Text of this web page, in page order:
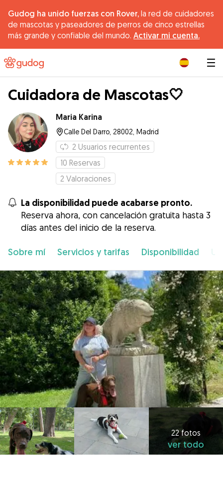
Gudog ha unido fuerzas con Rover, la red de cuidadores
de mascotas y paseadores de perros de cinco estrellas
más grande y confiable del mundo. Activar mi cuenta.
Cuidadora de Mascotas🤍
Maria Karina
Calle Del Darro, 28002, Madrid
2 Usuarios recurrentes
10 Reservas
2 Valoraciones
La disponibilidad puede acabarse pronto.
Reserva ahora, con cancelación gratuita hasta 3
días antes del inicio de la reserva.
Sobre mí Servicios y tarifas Disponibilidad
22 fotos
ver todo